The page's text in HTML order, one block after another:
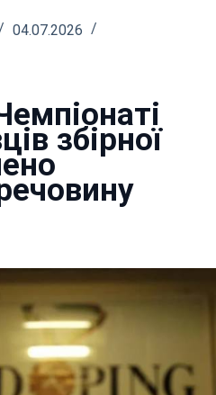
04.07.2026
збірної